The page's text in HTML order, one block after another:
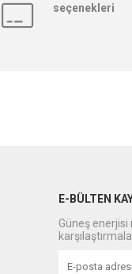
seçenekleri
E-BÜLTEN
Güneş